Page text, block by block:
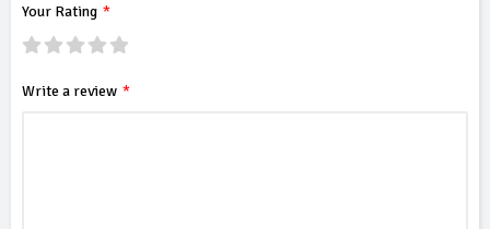
Your Rating
Write a review